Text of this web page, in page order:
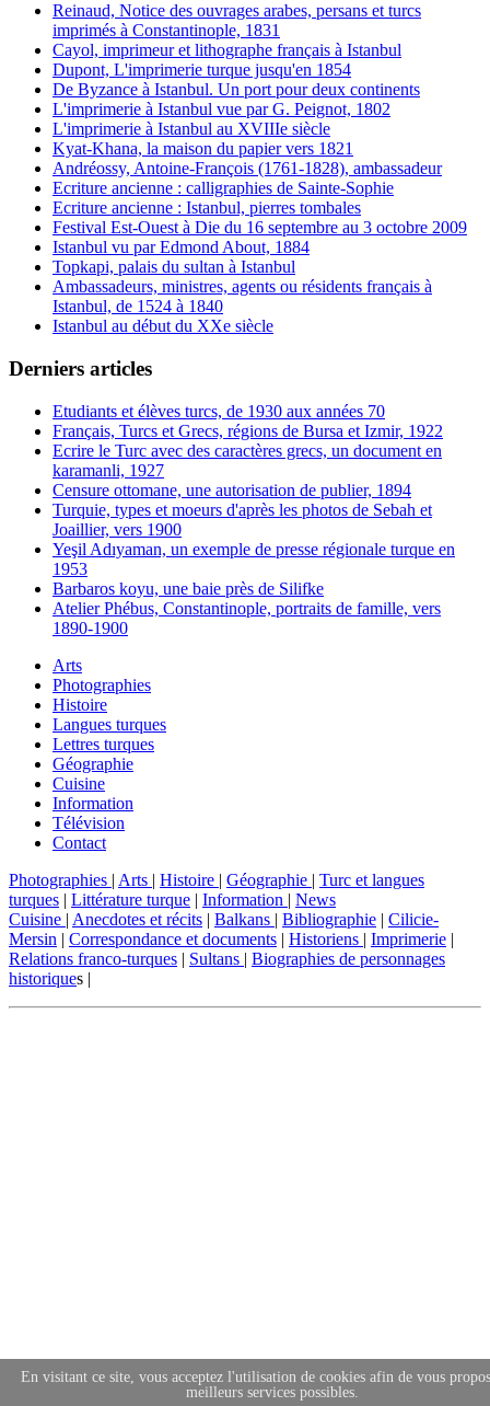
Reinaud, Notice des ouvrages arabes, persans et turcs
imprimés à Constantinople, 1831
Cayol, imprimeur et lithographe français à Istanbul
Dupont, L'imprimerie turque jusqu'en 1854
De Byzance à Istanbul. Un port pour deux continents
L'imprimerie à Istanbul vue par G. Peignot, 1802
L'imprimerie à Istanbul au XVIIIe siècle
Kyat-Khana, la maison du papier vers 1821
Andréossy, Antoine-François (1761-1828), ambassadeur
Ecriture ancienne : calligraphies de Sainte-Sophie
Ecriture ancienne : Istanbul, pierres tombales
Festival Est-Ouest à Die du 16 septembre au 3 octobre 2009
Istanbul vu par Edmond About, 1884
Topkapi, palais du sultan à Istanbul
Ambassadeurs, ministres, agents ou résidents français à
Istanbul, de 1524 à 1840
Istanbul au début du XXe siècle
Derniers articles
Etudiants et élèves turcs, de 1930 aux années 70
Français, Turcs et Grecs, régions de Bursa et Izmir, 1922
Ecrire le Turc avec des caractères grecs, un document en
karamanli, 1927
Censure ottomane, une autorisation de publier, 1894
Turquie, types et moeurs d'après les photos de Sebah et
Joaillier, vers 1900
Yeşil Adıyaman, un exemple de presse régionale turque en
1953
Barbaros koyu, une baie près de Silifke
Atelier Phébus, Constantinople, portraits de famille, vers
1890-1900
Arts
Photographies
Histoire
Langues turques
Lettres turques
Géographie
Cuisine
Information
Télévision
Contact
Photographies | Arts | Histoire | Géographie | Turc et langues
turques | Littérature turque | Information | News
Cuisine | Anecdotes et récits | Balkans | Bibliographie | Cilicie-
Mersin | Correspondance et documents | Historiens | Imprimerie |
Relations franco-turques | Sultans | Biographies de personnages
historiques |
En visitant ce site, vous acceptez l'utilisation de cookies afin de vous
meilleurs services possibles.